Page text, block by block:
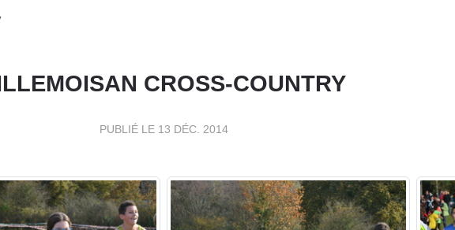
CROSS-COUNTRY
PUBLIÉ LE 13 DÉC. 2014